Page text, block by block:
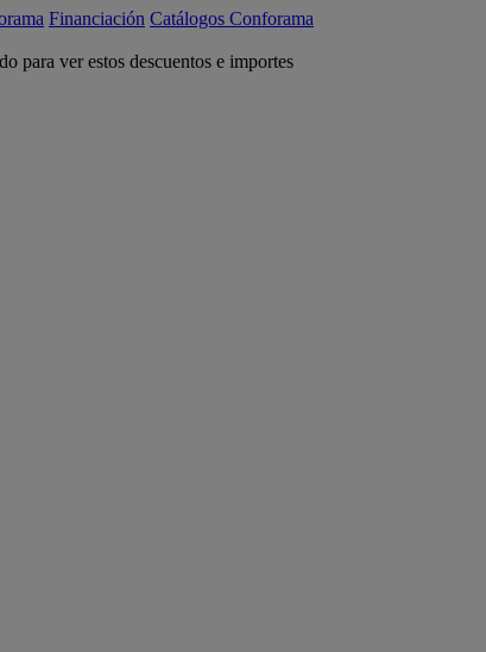
Financiación Catálogos Conforama
para ver estos descuentos e importes